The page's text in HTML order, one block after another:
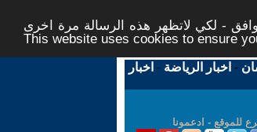
- لكي لاتظهر هذه الرسالة مرة اخرى -
This website uses cookies to ensure
- اخبار الرياضة - اخبار
للموقع - ادعمونا